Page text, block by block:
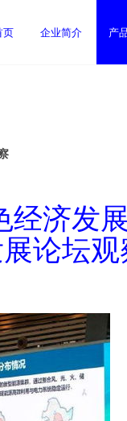
页 企业简介 产
经济发
论坛观